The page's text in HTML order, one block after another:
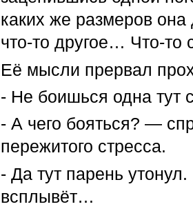
каких же размеров
что-то другое… Что-
Её мысли прервал
- Не боишься одна тут
- А чего бояться? —
пережитого стресса.
- Да тут парень
всплывёт…